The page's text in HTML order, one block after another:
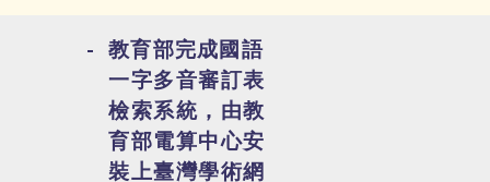
教育部完成國語
一字多音審訂表
檢索系統，由教
育部電算中心安
裝上臺灣學術網